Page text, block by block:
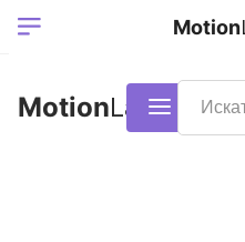
Ваш регион
Выберите ваш
MotionLamps
Motion